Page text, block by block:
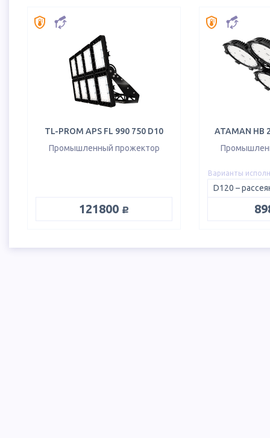
TL-PROM APS FL 990 750 D10
Промышленный прожектор
121800 руб.
ATAMAN HB
Варианты